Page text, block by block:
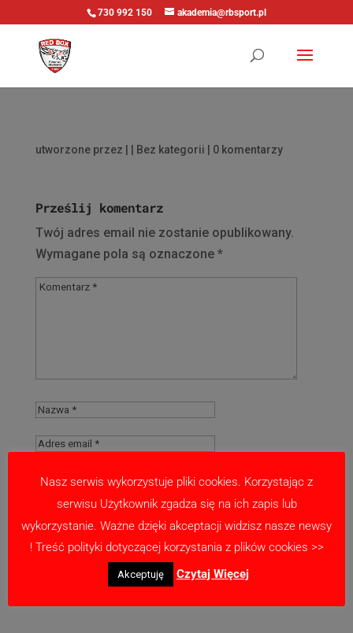
730 992 150 akademia@rbsport.pl
utworzone przez | Bez kategorii | 0 komentarzy
Prześlij komentarz
Twój adres email nie zostanie opublikowany.
Wymagane pola są oznaczone *
Zapamiętaj moje dane w tej przeglądarce
podczas pisania kolejnych komentarzy.
Nasz serwis wykorzystuje pliki cookies. Korzystając z
serwisu Użytkownik zgadza się na ich zapis lub
wykorzystanie. Ważne dzięki akceptacji widzisz nasze newsy
! Treść polityki dotyczącej korzystania z plików cookies >>
Akceptuję Czytaj Więcej